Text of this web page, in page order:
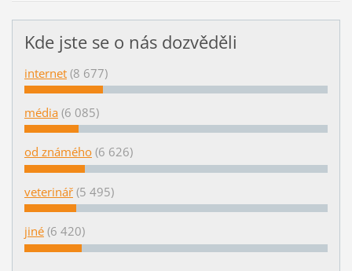
Kde jste se o nás dozvěděli
internet (8 677)
média (6 085)
od známého (6 626)
veterinář (5 495)
jiné (6 420)